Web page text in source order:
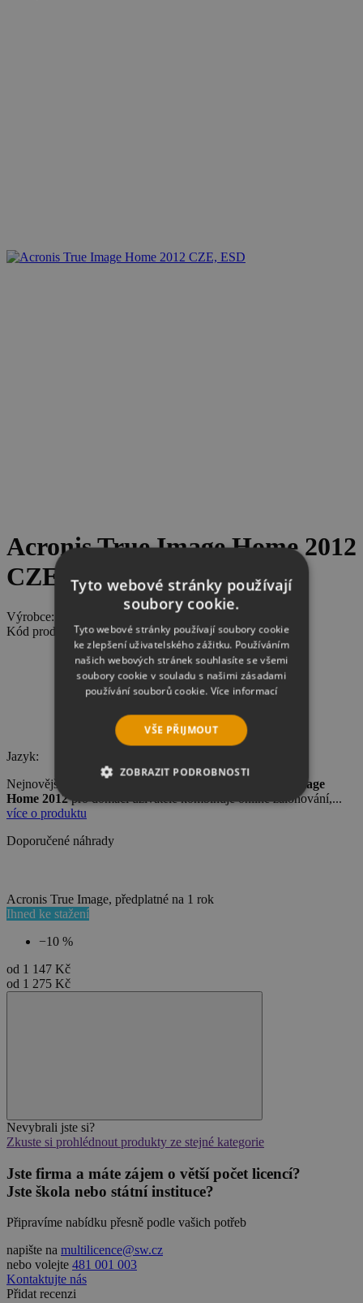
Acronis True Image Home 2012
CZE, ESD
Výrobce:
Kód produktu: 8004
Jazyk:
Nejnovější verze zálohovacího softwaru
Acronis True Image
Home 2012pro domácí uživatele kombinuje online zálohování,...
více o produktu
Doporučené náhrady
Acronis True Image, předplatné na 1 rok
Ihned ke stažení
−10 %
od 1 147 Kč
od 1 275 Kč
Nevybrali jste si?
Zkuste si prohlédnout produkty ze stejné kategorie
Jste firma a máte zájem o větší počet licencí?
Jste škola nebo státní instituce?
Připravíme nabídku přesně podle vašich potřeb
napište na multilicence@sw.cz
nebo volejte 481 001 003
Kontaktujte nás
Přidat recenzi
Tyto webové stránky používají
soubory cookie.
Tyto webové stránky používají soubory cookie
ke zlepšení uživatelského zážitku. Používáním
našich webových stránek souhlasíte se všemi
soubory cookie v souladu s našimi zásadami
používání souborů cookie. Více informací
VŠE PŘIJMOUT
ZOBRAZIT PODROBNOSTI
NEZBYTNĚ NUTNÉ SOUBORY
VÝKONOVÉ SOUBORY
základní funkce webových stránek, jako je
přihlášení uživatele a správa účtu. Webové
stránky nelze bez nezbytně nutných souborů
cookie správně používat.
Název
_GRECAPTCHA
Google LLC